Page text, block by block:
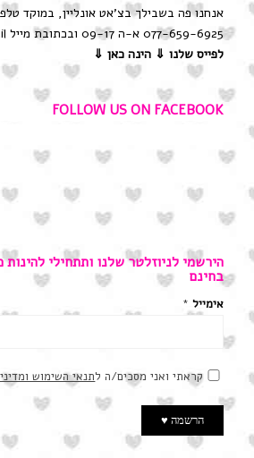
אנחנו פה בשבילך בצ'אט אונליין, במוקד
077-659-6925 א-ה 09-17 ובכתובת מייל info@reel.co.il
לפייס שלנו ⇓ הינה כאן ⇓
FOLLOW US ON FACEBOOK
הירשמי לניוזלטר שלנו ותתחילי להינות
בחינם
אימייל *
קראתי ואני מסכים/ה לתנאי השימוש